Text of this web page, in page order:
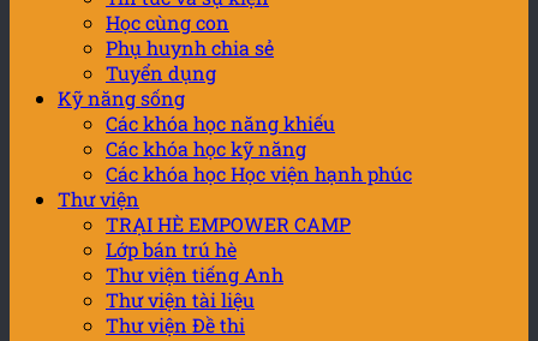
Học cùng con
Phụ huynh chia sẻ
Tuyển dụng
Kỹ năng sống
Các khóa học năng khiếu
Các khóa học kỹ năng
Các khóa học Học viện hạnh phúc
Thư viện
TRẠI HÈ EMPOWER CAMP
Lớp bán trú hè
Thư viện tiếng Anh
Thư viện tài liệu
Thư viện Đề thi